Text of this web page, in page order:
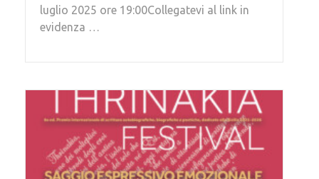
luglio 2025 ore 19:00Collegatevi al link in
evidenza …